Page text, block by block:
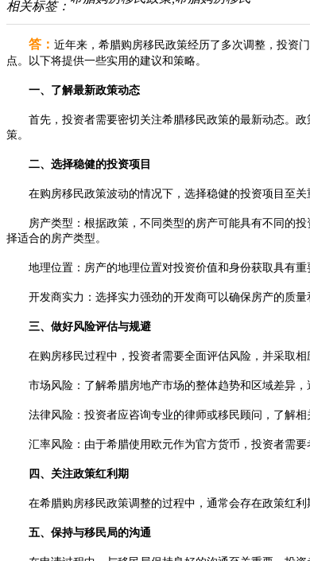
相关标签：
答： 近年来，希腊购房移民政策经历了多次调整，投资
点。以下将提供一些实用的建议和策略。
一、了解最新政策动态
首先，投资者需要密切关注希腊移民政策的最新动态。政
策。
二、选择稳健的投资项目
在购房移民政策波动的情况下，选择稳健的投资项目至关
房产类型：根据政策，不同类型的房产可能具有不同的投
择适合的房产类型。
地理位置：房产的地理位置对投资价值和身份获取具有重
开发商实力：选择实力强劲的开发商可以确保房产的质量
三、做好风险评估与规避
在购房移民过程中，投资者需要全面评估风险，并采取相
市场风险：了解希腊房地产市场的整体趋势和区域差异，
法律风险：投资者应咨询专业的律师或移民顾问，了解相
汇率风险：由于希腊使用欧元作为官方货币，投资者需要
四、关注政策红利期
在希腊购房移民政策调整的过程中，通常会存在政策红利
五、保持与移民局的沟通